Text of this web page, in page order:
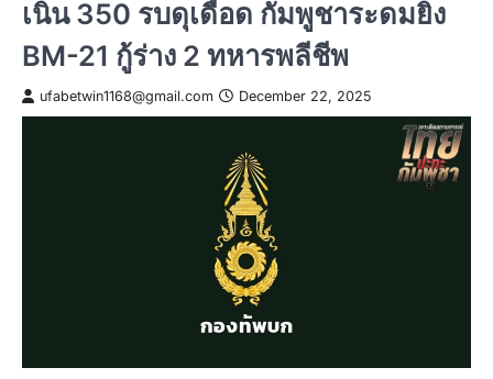
เนิน 350 รบดุเดือด กัมพูชาระดมยิง
BM-21 กู้ร่าง 2 ทหารพลีชีพ
ufabetwin1168@gmail.com December 22, 2025